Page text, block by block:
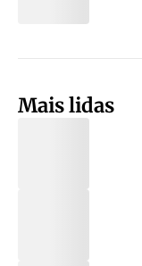
Mais lidas